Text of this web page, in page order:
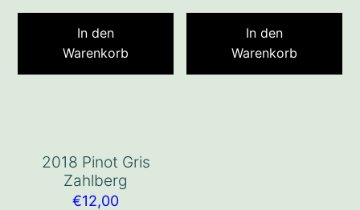
In den
Warenkorb
In den
Warenkorb
2018 Pinot Gris
Zahlberg
€12,00